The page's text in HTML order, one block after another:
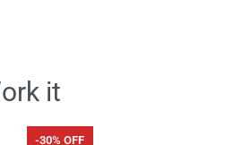
it
-30% OFF